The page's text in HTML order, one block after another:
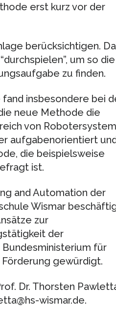
erst kurz vor der
berücksichtigen.
um so die
zu finden.
insbesondere bei
neue Methode die
von
aufgabenorientiert
die beispielsweise
ist.
and Automation der
Wismar
zur
der
für
gewürdigt.
Dr. Thorsten
wismar.de.